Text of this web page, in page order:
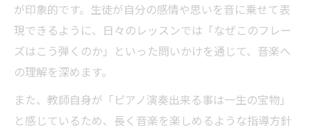
が印象的です。生徒が自分の感情や思いを音に乗せて表
現できるように、日々のレッスンでは「なぜこのフレー
ズはこう弾くのか」といった問いかけを通じて、音楽へ
の理解を深めます。
また、教師自身が「ピアノ演奏出来る事は一生の宝物」
と感じているため、長く音楽を楽しめるような指導方針